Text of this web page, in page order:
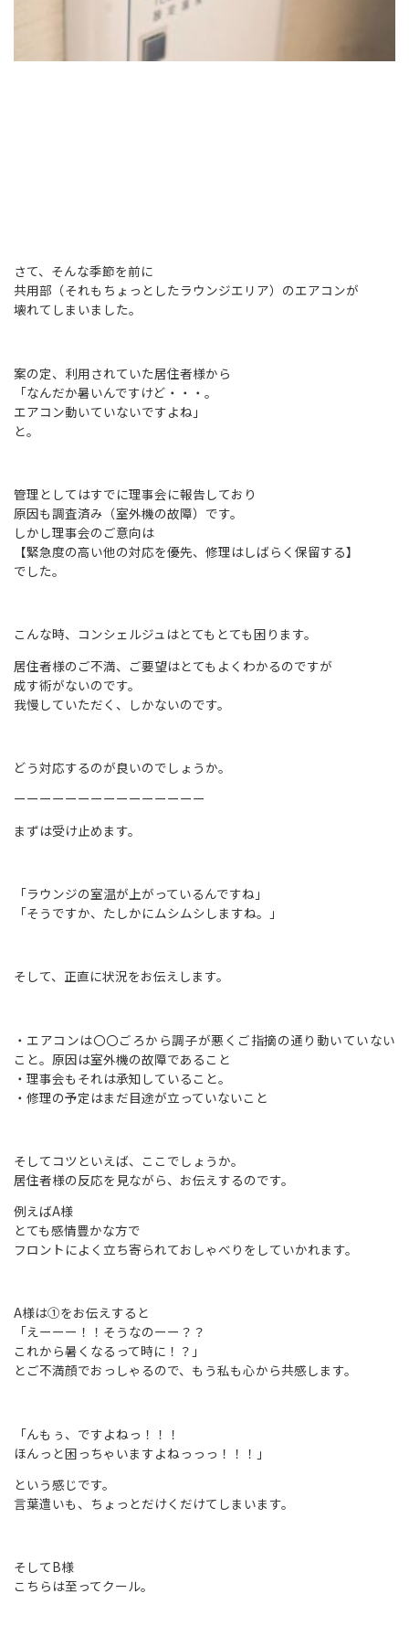
さて、そんな季節を前に
共用部（それもちょっとしたラウンジエリア）のエアコンが
壊れてしまいました。
案の定、利用されていた居住者様から
「なんだか暑いんですけど・・・。
エアコン動いていないですよね」
と。
管理としてはすでに理事会に報告しており
原因も調査済み（室外機の故障）です。
しかし理事会のご意向は
【緊急度の高い他の対応を優先、修理はしばらく保留する】
でした。
こんな時、コンシェルジュはとてもとても困ります。
居住者様のご不満、ご要望はとてもよくわかるのですが
成す術がないのです。
我慢していただく、しかないのです。
どう対応するのが良いのでしょうか。
ーーーーーーーーーーーーーーー
まずは受け止めます。
「ラウンジの室温が上がっているんですね」
「そうですか、たしかにムシムシしますね。」
そして、正直に状況をお伝えします。
・エアコンは〇〇ごろから調子が悪くご指摘の通り動いていない
こと。原因は室外機の故障であること
・理事会もそれは承知していること。
・修理の予定はまだ目途が立っていないこと
そしてコツといえば、ここでしょうか。
居住者様の反応を見ながら、お伝えするのです。
例えばA様
とても感情豊かな方で
フロントによく立ち寄られておしゃべりをしていかれます。
A様は①をお伝えすると
「えーーー！！そうなのーー？？
これから暑くなるって時に！？」
とご不満顔でおっしゃるので、もう私も心から共感します。
「んもぅ、ですよねっ！！！
ほんっと困っちゃいますよねっっっ！！！」
という感じです。
言葉遣いも、ちょっとだけくだけてしまいます。
そしてB様
こちらは至ってクール。